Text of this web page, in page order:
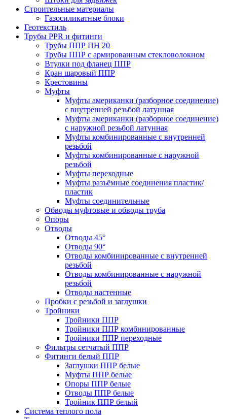
Строительные материалы
Газосиликатные блоки
Геотекстиль
Трубы PPR и фитинги
Трубы ППР ПН 20
Трубы ППР с армированным стекловолокном
Втулки под фланец ППР
Кран шаровый ППР
Крестовины
Муфты
Муфты американки (разборное соединение)
с внутренней резьбой латунная
Муфты американки (разборное соединение)
с наружной резьбой латунная
Муфты комбинированные с внутренней
резьбой
Муфты комбинированные с наружной
резьбой
Муфты переходные
Муфты разъёмные соединения пластик/
пластик
Муфты соединительные
Обводы муфтовые и обводы труба
Опоры
Отводы
Отводы 45°
Отводы 90°
Отводы комбинированные с внутренней
резьбой
Отводы комбинированные с наружной
резьбой
Отводы настенные
Пробки с резьбой и заглушки
Тройники
Тройники ППР
Тройники ППР комбинированные
Тройники ППР переходные
Фильтры сетчатый ППР
Фитинги белый ППР
Заглушки ППР белые
Муфты ППР белые
Опоры ППР белые
Отводы ППР белые
Тройник ППР белый
Система теплого пола